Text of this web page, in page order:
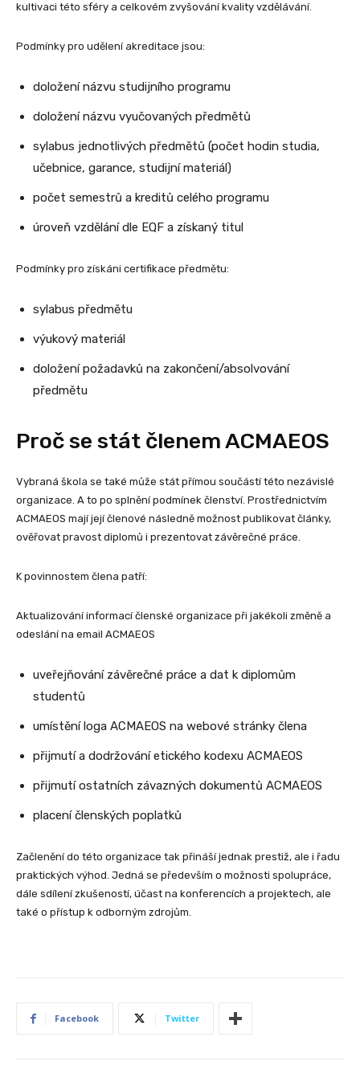
kultivaci této sféry a celkovém zvyšování kvality vzdělávání.
Podmínky pro udělení akreditace jsou:
doložení názvu studijního programu
doložení názvu vyučovaných předmětů
sylabus jednotlivých předmětů (počet hodin studia,
učebnice, garance, studijní materiál)
počet semestrů a kreditů celého programu
úroveň vzdělání dle EQF a získaný titul
Podmínky pro získáni certifikace předmětu:
sylabus předmětu
výukový materiál
doložení požadavků na zakončení/absolvování
předmětu
Proč se stát členem ACMAEOS
Vybraná škola se také může stát přímou součástí této nezávislé
organizace. A to po splnění podmínek členství. Prostřednictvím
ACMAEOS mají její členové následně možnost publikovat články,
ověřovat pravost diplomů i prezentovat závěrečné práce.
K povinnostem člena patří:
Aktualizování informací členské organizace při jakékoli změně a
odeslání na email ACMAEOS
uveřejňování závěrečné práce a dat k diplomům
studentů
umístění loga ACMAEOS na webové stránky člena
přijmutí a dodržování etického kodexu ACMAEOS
přijmutí ostatních závazných dokumentů ACMAEOS
placení členských poplatků
Začlenění do této organizace tak přináší jednak prestiž, ale i řadu
praktických výhod. Jedná se především o možnosti spolupráce,
dále sdílení zkušeností, účast na konferencích a projektech, ale
také o přístup k odborným zdrojům.
Facebook Twitter